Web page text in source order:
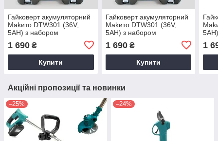
Гайковерт акумуляторний
Makито DTW301 (36V,
5AH) з набором
ТРЕСНУТИЙ КЕЙС
1 690 ₴
Купити
Гайковерт акумуляторний
Makито DTW301 (36V,
5AH) з набором
Макита 36 вольт
1 690₴
Купити
1
Акційні пропозиції та новинки
–25% –24%